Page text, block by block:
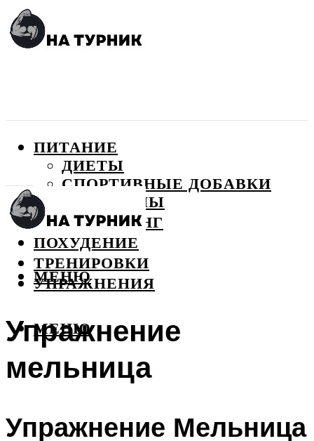
ПИТАНИЕ
ДИЕТЫ
СПОРТИВНЫЕ ДОБАВКИ
ВИТАМИНЫ
БОДИБИЛДИНГ
ПОХУДЕНИЕ
ТРЕНИРОВКИ
УПРАЖНЕНИЯ
МЕНЮ
МЕНЮ
Упражнение
мельница
Упражнение Мельница